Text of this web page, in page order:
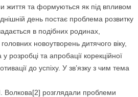
життя та формуються як пiд впливом
день постає проблема розвитку
в подiбних родинах,
новоутворень дитячого вiку,
розробцi та апробацiї корекцiйної
до успiху. У зв’язку з чим тема
Волкова[2] розглядали проблеми